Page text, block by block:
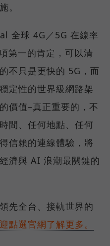
。
全球 4G／5G 在線率
第一的肯定，可以清
不只是更快的 5G，而
定性的世界級網路架
價值–真正重要的，不
間、任何地點、任何
信賴的連線體驗，將
濟與 AI 浪潮最關鍵的
先全台、接軌世界的
點選官網了解更多。